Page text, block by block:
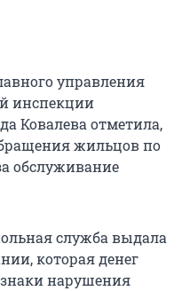
управления
инспекции
Ковалева отметила,
жильцов по
обслуживание
служба выдала
которая денег
нарушения